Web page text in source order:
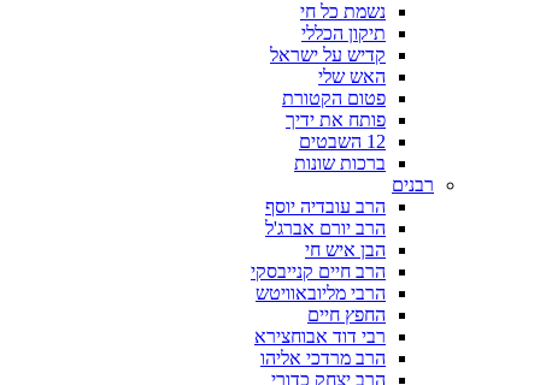
נשמת כל חי
תיקון הכללי
קדיש על ישראל
האש שלי
פטום הקטורת
פותח את ידיך
12 השבטים
ברכות שונות
רבנים
הרב עובדיה יוסף
הרב יורם אברג'ל
הבן איש חי
הרב חיים קנייבסקי
הרבי מליובאוויטש
החפץ חיים
רבי דוד אבוחצירא
הרב מרדכי אליהו
הרב יצחק כדורי